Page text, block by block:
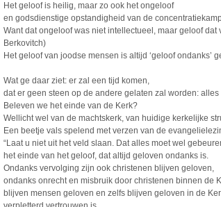
Het geloof is heilig, maar zo ook het ongeloof
en godsdienstige opstandigheid van de
Want dat ongeloof was niet intellectueel, maar geloof dat
Berkovitch)
Het geloof van joodse mensen is altijd ‘geloof ondanks’
Wat ge daar ziet: er zal een tijd komen,
dat er geen steen op de andere gelaten zal worden:
Beleven we het einde van de Kerk?
Wellicht wel van de machtskerk, van huidige kerkelijke
Een beetje vals spelend met verzen van de
“Laat u niet uit het veld slaan. Dat alles moet wel
het einde van het geloof, dat altijd geloven ondanks is.
Ondanks vervolging zijn ook christenen blijven geloven,
ondanks onrecht en misbruik door christenen binnen de
blijven mensen geloven en zelfs blijven geloven in de